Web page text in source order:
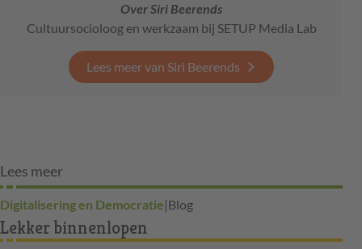
Over Siri Beerends
Cultuursocioloog en werkzaam bij SETUP Media Lab
Lees meer van Siri Beerends
Lees meer
Digitalisering en Democratie|Blog
Lekker binnenlopen